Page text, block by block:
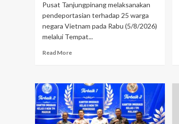
Pusat Tanjungpinang melaksanakan
pendeportasian terhadap 25 warga
negara Vietnam pada Rabu (5/8/2026)
melalui Tempat...
Read More